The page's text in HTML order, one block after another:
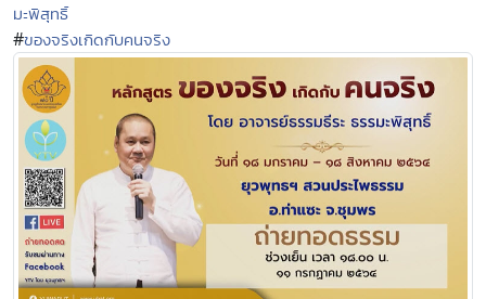
มะพิสุทธิ์
#ของจริงเกิดกับคนจริง